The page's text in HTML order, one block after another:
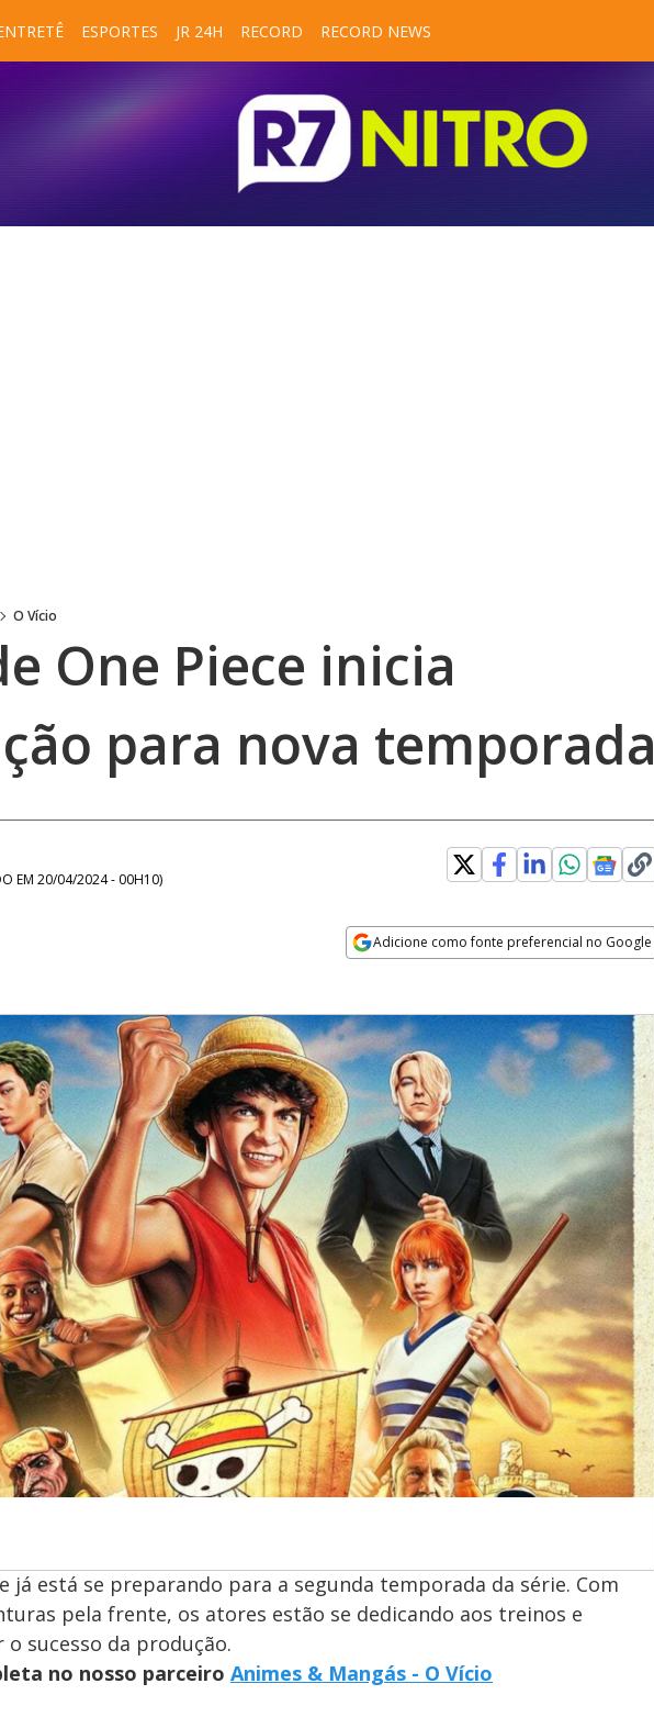
ESPORTES JR 24H RECORD RECORD NEWS
O Vício
One Piece inicia
para nova temporada
EM 20/04/2024 - 00H10)
Adicione como fonte preferencial no Google
já está se preparando para a segunda temporada da série. Com
pela frente, os atores estão se dedicando aos treinos e
sucesso da produção.
no nosso parceiro Animes & Mangás - O Vício